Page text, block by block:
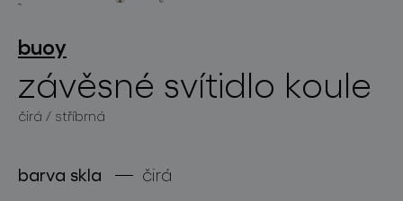
produkty
buoy
závěsné svítidlo koule
čirá / stříbrná
barva skla čirá